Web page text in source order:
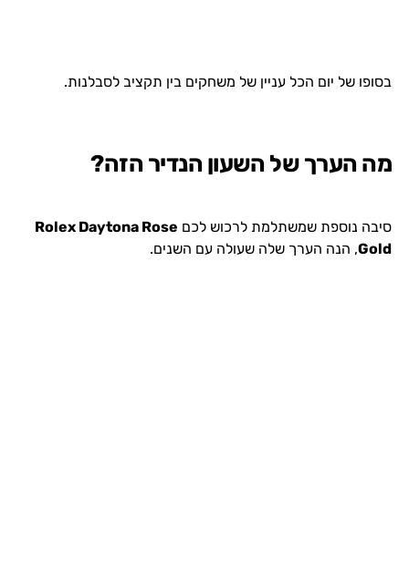
בסופו של יום הכל עניין של משחקים בין תקציב לסבלנות.
מה הערך של השעון הנדיר הזה?
סיבה נוספת שמשתלמת לרכוש לכם Rolex Daytona Rose
Gold, הנה הערך שלה שעולה עם השנים.